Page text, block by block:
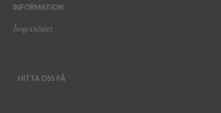
INFORMATION
Ångra köpet
HITTA OSS PÅ